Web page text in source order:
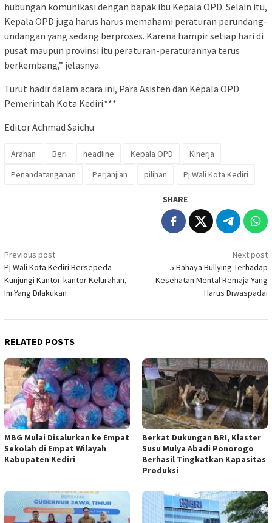
hubungan komunikasi dengan bapak ibu Kepala OPD. Selain itu,
Kepala OPD juga harus harus memahami peraturan perundang-
undangan yang sedang berproses. Karena hampir setiap hari di
pusat maupun provinsi itu peraturan-peraturannya terus
berkembang,” jelasnya.
Turut hadir dalam acara ini, Para Asisten dan Kepala OPD
Pemerintah Kota Kediri.***
Editor Achmad Saichu
Arahan Beri headline Kepala OPD
Kinerja
Penandatanganan
Perjanjian pilihan Pj Wali Kota Kediri
SHARE
Post
navigation
Previous post
Pj Wali Kota Kediri Bersepeda
Kunjungi Kantor-kantor Kelurahan,
Ini Yang Dilakukan
Next post
5 Bahaya Bullying Terhadap
Kesehatan Mental Remaja Yang
Harus Diwaspadai
RELATED POSTS
MBG Mulai Disalurkan ke Empat
Sekolah di Empat Wilayah
Kabupaten Kediri
Berkat Dukungan BRI, Klaster
Susu Mulya Abadi Ponorogo
Berhasil Tingkatkan Kapasitas
Produksi